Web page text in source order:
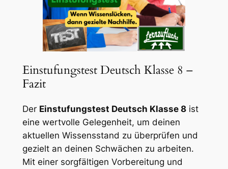
Einstufungstest Deutsch Klasse 8 –
Fazit
Der Einstufungstest Deutsch Klasse 8ist
eine wertvolle Gelegenheit, um deinen
aktuellen Wissensstand zu überprüfen und
gezielt an deinen Schwächen zu arbeiten.
Mit einer sorgfältigen Vorbereitung und